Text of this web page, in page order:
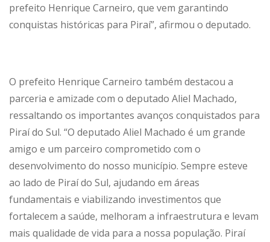
prefeito Henrique Carneiro, que vem garantindo
conquistas históricas para Piraí”, afirmou o deputado.
O prefeito Henrique Carneiro também destacou a
parceria e amizade com o deputado Aliel Machado,
ressaltando os importantes avanços conquistados para
Piraí do Sul. “O deputado Aliel Machado é um grande
amigo e um parceiro comprometido com o
desenvolvimento do nosso município. Sempre esteve
ao lado de Piraí do Sul, ajudando em áreas
fundamentais e viabilizando investimentos que
fortalecem a saúde, melhoram a infraestrutura e levam
mais qualidade de vida para a nossa população. Piraí